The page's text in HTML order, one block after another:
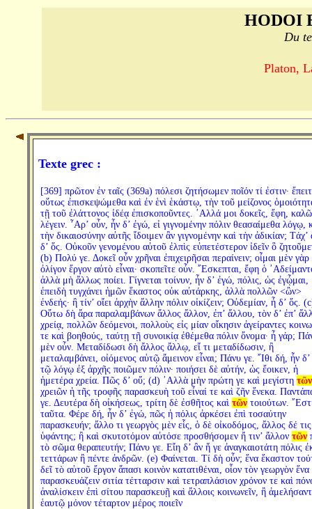
HODOI
Du
Platon,
Texte grec :
[369] πρῶτον ἐν ταῖς (369a) πόλεσι ζητήσωμεν ποῖόν τί ἐστιν·
οὕτως ἐπισκεψώμεθα καὶ ἐν ἑνὶ ἑκάστῳ, τὴν τοῦ μείζονος
τῇ τοῦ ἐλάττονος ἰδέᾳ ἐπισκοποῦντες. ᾿Αλλά μοι δοκεῖς, ἔφη,
λέγειν. ῏Αρ’ οὖν, ἦν δ’ ἐγώ, εἰ γιγνομένην πόλιν θεασαίμεθα λόγῳ,
τὴν δικαιοσύνην αὐτῆς ἴδοιμεν ἂν γιγνομένην καὶ τὴν ἀδικίαν; Τάχ’
δ’ ὅς. Οὐκοῦν γενομένου αὐτοῦ ἐλπὶς εὐπετέστερον ἰδεῖν ὃ
(b) Πολύ γε. Δοκεῖ οὖν χρῆναι ἐπιχειρῆσαι περαίνειν; οἶμαι μὲν
ὀλίγον ἔργον αὐτὸ εἶναι· σκοπεῖτε οὖν. ῎Εσκεπται, ἔφη ὁ
ἀλλὰ μὴ ἄλλως ποίει. Γίγνεται τοίνυν, ἦν δ’ ἐγώ, πόλις, ὡς ἐγᾦμαι,
ἐπειδὴ τυγχάνει ἡμῶν ἕκαστος οὐκ αὐτάρκης, ἀλλὰ πολλῶν <ὢν>
ἐνδεής· ἢ τίν’ οἴει ἀρχὴν ἄλλην πόλιν οἰκίζειν; Οὐδεμίαν, ἦ δ’ ὅς.
Οὕτω δὴ ἄρα παραλαμβάνων ἄλλος ἄλλον, ἐπ’ ἄλλου, τὸν δ’ ἐπ’
χρείᾳ, πολλῶν δεόμενοι, πολλοὺς εἰς μίαν οἴκησιν ἀγείραντες
τε καὶ βοηθούς, ταύτῃ τῇ συνοικίᾳ ἐθέμεθα πόλιν ὄνομα· ἦ γάρ;
μὲν οὖν. Μεταδίδωσι δὴ ἄλλος ἄλλῳ, εἴ τι μεταδίδωσιν, ἢ
μεταλαμβάνει, οἰόμενος αὑτῷ ἄμεινον εἶναι; Πάνυ γε. ῎Ιθι δή, ἦν
τῷ λόγῳ ἐξ ἀρχῆς ποιῶμεν πόλιν· ποιήσει δὲ αὐτήν, ὡς ἔοικεν, ἡ
ἡμετέρα χρεία. Πῶς δ’ οὔ; (d) ᾿Αλλὰ μὴν πρώτη γε καὶ μεγίστη τῶν
χρειῶν ἡ τῆς τροφῆς παρασκευὴ τοῦ εἶναί τε καὶ ζῆν ἕνεκα.
γε. Δευτέρα δὴ οἰκήσεως, τρίτη δὲ ἐσθῆτος καὶ τῶντοιούτων.
ταῦτα. Φέρε δή, ἦν δ’ ἐγώ, πῶς ἡ πόλις ἀρκέσει ἐπὶ τοσαύτην
παρασκευήν; ἄλλο τι γεωργὸς μὲν εἷς, ὁ δὲ οἰκοδόμος, ἄλλος δέ τις
ὑφάντης; ἢ καὶ σκυτοτόμον αὐτόσε προσθήσομεν ἤ τιν’ ἄλλον τῶν
τὸ σῶμα θεραπευτήν; Πάνυ γε. Εἴη δ’ ἂν ἥ γε ἀναγκαιοτάτη πόλις
τεττάρων ἢ πέντε ἀνδρῶν. (e) Φαίνεται. Τί δὴ οὖν; ἕνα ἕκαστον
δεῖ τὸ αὑτοῦ ἔργον ἅπασι κοινὸν κατατιθέναι, οἷον τὸν γεωργὸν ἕνα
παρασκευάζειν σιτία τέτταρσιν καὶ τετραπλάσιον χρόνον τε καὶ
ἀναλίσκειν ἐπὶ σίτου παρασκευῇ καὶ ἄλλοις κοινωνεῖν, ἢ
ἑαυτῷ μόνον τέταρτον μέρος ποιεῖν